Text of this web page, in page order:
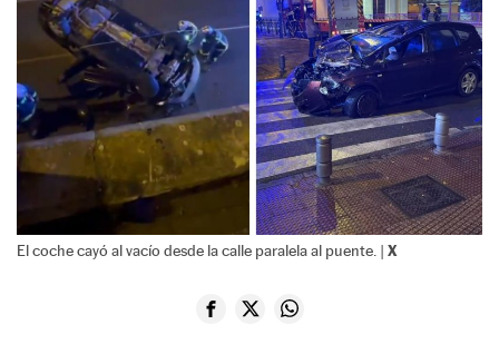
El coche cayó al vacío desde la calle paralela al puente. | X